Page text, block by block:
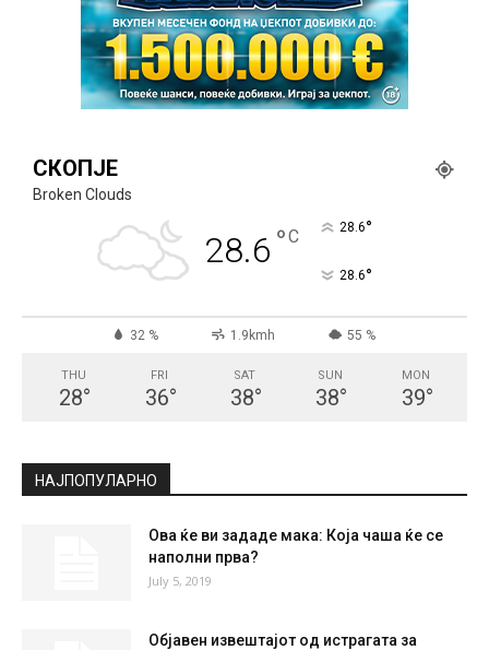
СКОПЈЕ
Broken Clouds
28.6 °C 28.6°
28.6°
32 % 1.9kmh 55 %
THU
28°
FRI
36°
SAT
38°
SUN
38°
MON
39°
НАЈПОПУЛАРНО
Ова ќе ви зададе мака: Која чаша ќе се
наполни прва?
July 5, 2019
Објавен извештајот од истрагата за